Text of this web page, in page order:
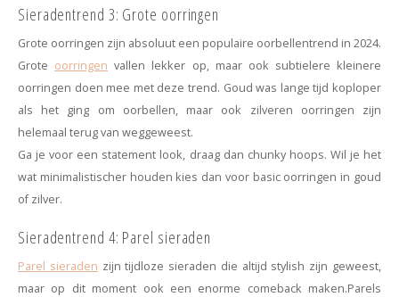
Sieradentrend 3: Grote oorringen
Grote oorringen zijn absoluut een populaire oorbellentrend in 2024.
Grote oorringen vallen lekker op, maar ook subtielere kleinere
oorringen doen mee met deze trend. Goud was lange tijd koploper
als het ging om oorbellen, maar ook zilveren oorringen zijn
helemaal terug van weggeweest.
Ga je voor een statement look, draag dan chunky hoops. Wil je het
wat minimalistischer houden kies dan voor basic oorringen in goud
of zilver.
Sieradentrend 4: Parel sieraden
Parel sieraden zijn tijdloze sieraden die altijd stylish zijn geweest,
maar op dit moment ook een enorme comeback maken.Parels